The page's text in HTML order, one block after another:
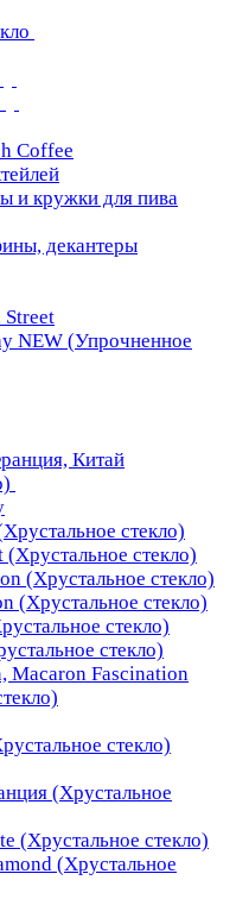
Coffee
и кружки для пива
декантеры
NEW (Упрочненное
Китай
стекло)
стекло)
(Хрустальное стекло)
(Хрустальное стекло)
стекло)
стекло)
Macaron Fascination
стекло)
(Хрустальное
(Хрустальное стекло)
(Хрустальное